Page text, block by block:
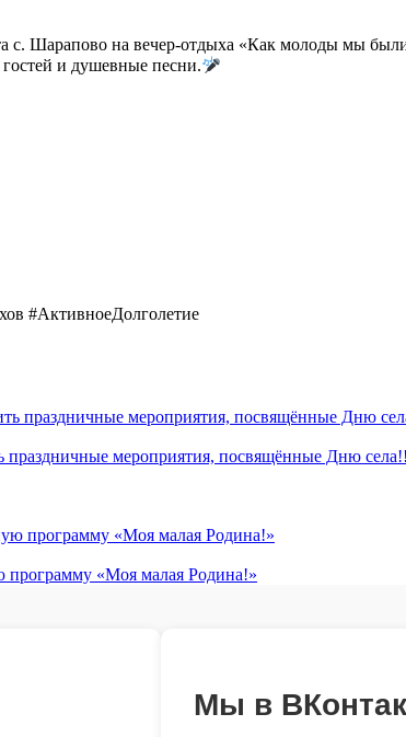
с. Шарапово на вечер-отдыха «Как молоды мы
гостей и душевные песни.
#АктивноеДолголетие
праздничные мероприятия, посвящённые Дню
программу «Моя малая Родина!»
Мы в